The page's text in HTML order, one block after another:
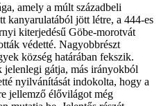
amely a múlt századbeli
kanyarulatából jött létre, a 444-es
kiterjedésű Göbe-morotvát
védetté. Nagyobbrészt
község határában fekszik.
jelenlegi gátja, más irányokból
nyilvánítását indokolta, hogy a
jellemző élővilágot még